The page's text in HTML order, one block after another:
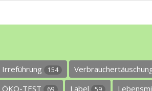
Irreführung 154
ÖKO-TEST 69 Label 59